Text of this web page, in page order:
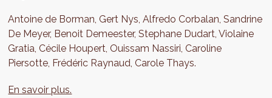
Antoine de Borman, Gert Nys, Alfredo Corbalan, Sandrine
De Meyer, Benoit Demeester, Stephane Dudart, Violaine
Gratia, Cécile Houpert, Ouissam Nassiri, Caroline
Piersotte, Frédéric Raynaud, Carole Thays.
En savoir plus.